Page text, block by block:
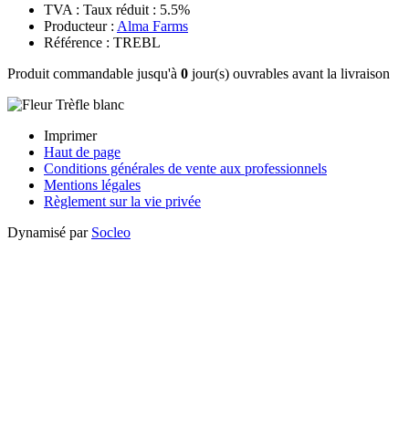
TVA : Taux réduit : 5.5%
Producteur : Alma Farms
Référence : TREBL
Produit commandable jusqu'à 0 jour(s) ouvrables avant la livraison
Imprimer
Haut de page
Conditions générales de vente aux professionnels
Mentions légales
Règlement sur la vie privée
Dynamisé par Socleo